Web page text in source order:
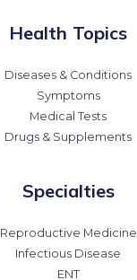
Health Topics
Diseases & Conditions
Symptoms
Medical Tests
Drugs & Supplements
Specialties
Reproductive Medicine
Infectious Disease
ENT